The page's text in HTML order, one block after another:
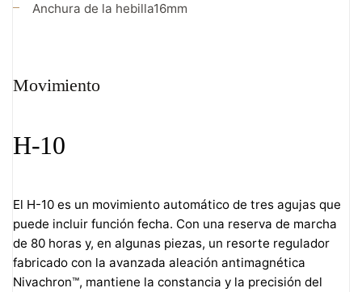
Anchura de la hebilla16mm
Movimiento
H-10
El H-10 es un movimiento automático de tres agujas que
puede incluir función fecha. Con una reserva de marcha
de 80 horas y, en algunas piezas, un resorte regulador
fabricado con la avanzada aleación antimagnética
Nivachron™, mantiene la constancia y la precisión del